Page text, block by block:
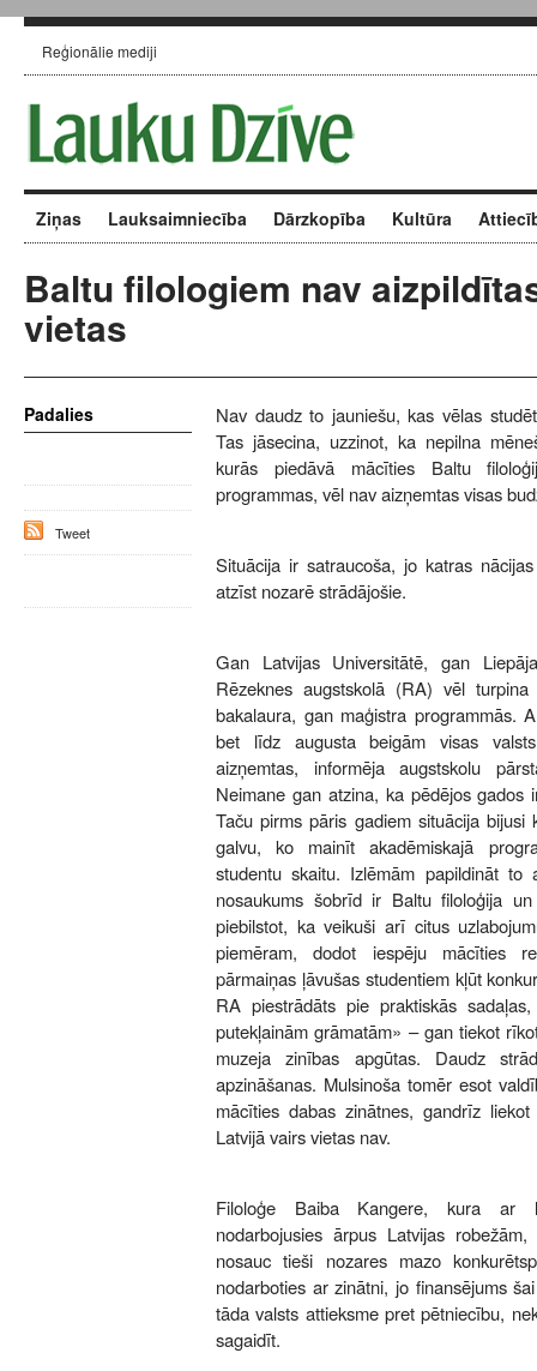
Reģionālie mediji
Ziņas Lauksaimniecība Dārzkopība Kultūra
Baltu filologiem nav
vietas
Nav daudz to jauniešu, kas vēlas
Tas jāsecina, uzzinot, ka nepilna
kurās piedāvā mācīties Baltu
programmas, vēl nav aizņemtas visas
Situācija ir satraucoša, jo katras
atzīst nozarē strādājošie.
Gan Latvijas Universitātē, gan
Rēzeknes augstskolā (RA) vēl
bakalaura, gan maģistra programmās.
bet līdz augusta beigām visas
aizņemtas, informēja augstskolu
Neimane gan atzina, ka pēdējos gados
Taču pirms pāris gadiem situācija bijusi
galvu, ko mainīt akadēmiskajā
studentu skaitu. Izlēmām papildināt
nosaukums šobrīd ir Baltu filoloģija
piebilstot, ka veikuši arī citus
piemēram, dodot iespēju mācīties
pārmaiņas ļāvušas studentiem kļūt
RA piestrādāts pie praktiskās
putekļainām grāmatām» – gan tiekot
muzeja zinības apgūtas. Daudz
apzināšanas. Mulsinoša tomēr esot
mācīties dabas zinātnes, gandrīz
Latvijā vairs vietas nav.
Filoloģe Baiba Kangere, kura ar
nodarbojusies ārpus Latvijas
nosauc tieši nozares mazo
nodarboties ar zinātni, jo finansējums
tāda valsts attieksme pret pētniecību,
sagaidīt.
Padalies
Tweet